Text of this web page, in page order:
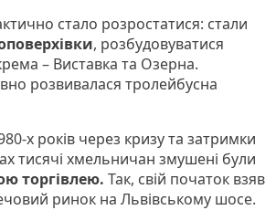
стало розростатися: стали
, розбудовуватися
– Виставка та Озерна.
розвивалася тролейбусна
х років через кризу та затримки
тисячі хмельничан змушені були
торгівлею. Так, свій початок взяв
ринок на Львівському шосе.